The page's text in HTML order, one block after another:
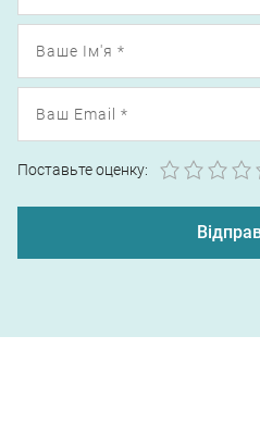
Поставьте оценку: 5
4
3
2